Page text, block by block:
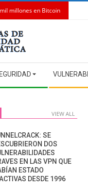
millones en Bitcoin
VIEW ALL
SE
DOS
EN LAS VPN QUE
ESTADO
DESDE 1996